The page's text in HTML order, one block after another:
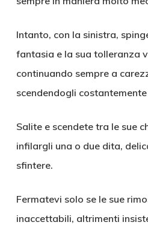
Intanto, con la sinistra,
fantasia e la sua tolleranza
continuando sempre a
scendendogli
Salite e scendete tra le sue
infilargli una o due dita,
sfintere.
Fermatevi solo se le sue
inaccettabili, altrimenti